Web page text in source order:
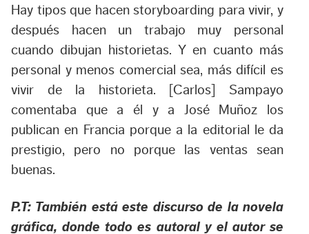
Hay tipos que hacen storyboarding para vivir, y
después hacen un trabajo muy personal
cuando dibujan historietas. Y en cuanto más
personal y menos comercial sea, más difícil es
vivir de la historieta. [Carlos] Sampayo
comentaba que a él y a José Muñoz los
publican en Francia porque a la editorial le da
prestigio, pero no porque las ventas sean
buenas.
P.T: También está este discurso de la novela
gráfica, donde todo es autoral y el autor se